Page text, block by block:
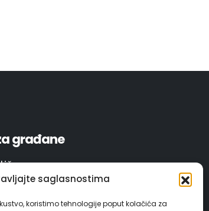
saglasnostima
koristimo tehnologije poput kolačića za
građane